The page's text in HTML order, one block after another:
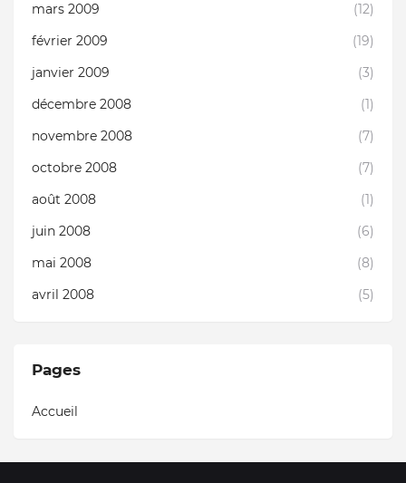
mars 2009
(12)
février 2009
(19)
janvier 2009
(3)
décembre 2008
(1)
novembre 2008
(7)
octobre 2008
(7)
août 2008
(1)
juin 2008
(6)
mai 2008
(8)
avril 2008
(5)
Pages
Accueil